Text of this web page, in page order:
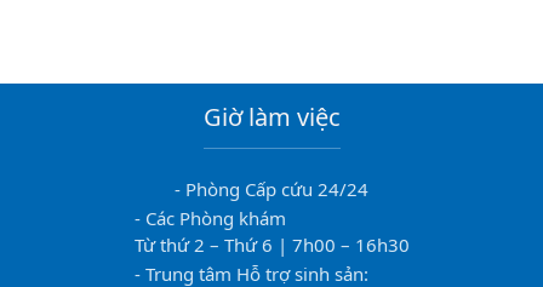
Giờ làm việc
- Phòng Cấp cứu 24/24
- Các Phòng khám
Từ thứ 2 – Thứ 6 | 7h00 – 16h30
- Trung tâm Hỗ trợ sinh sản: